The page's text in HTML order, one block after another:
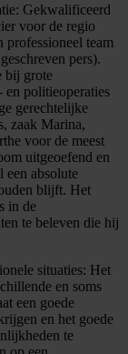
Gekwalificeerd
voor de regio
professioneel team
pers).
bij grote
en politieoperaties
gerechtelijke
zaak Marina,
voor de meest
uitgeoefend en
een absolute
blijft. Het
in de
te beleven die hij
situaties: Het
en soms
een goede
en het goede
te